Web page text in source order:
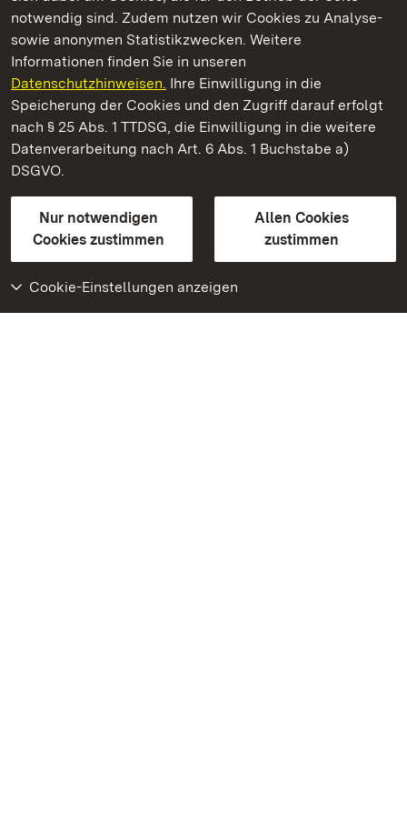
notwendig sind. Zudem nutzen wir Cookies zu Analyse-
sowie anonymen Statistikzwecken. Weitere
Informationen finden Sie in unseren
Datenschutzhinweisen. Ihre Einwilligung in die
Speicherung der Cookies und den Zugriff darauf erfolgt
nach § 25 Abs. 1 TTDSG, die Einwilligung in die weitere
Datenverarbeitung nach Art. 6 Abs. 1 Buchstabe a)
DSGVO.
Nur notwendigen
Cookies zustimmen
Allen Cookies
zustimmen
Cookie-Einstellungen anzeigen
Residenzschloss Ludwigsburg
Staatliche Schlösser und Gärten Baden-Württemberg
Kontakt
GebärdenspracheLeichte Sprache
Erklärung zur Barrierefreiheit
BITV-konform (geprüfte Seiten)
Weiteres